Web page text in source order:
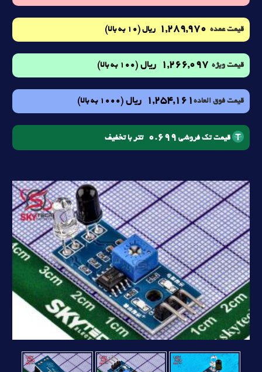
قیمت عمده 1,289,970 ریال (10 به بالا)
قیمت ویژه 1,266,097 ریال (100 به بالا)
قیمت فوق العاده 1,254,161 ریال (1000 به بالا)
قیمت تک فروشی 0.699 تتر با تخفیف